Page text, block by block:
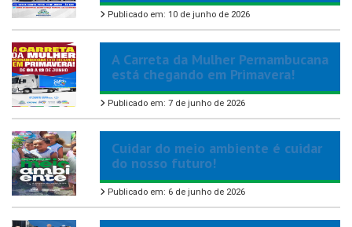
Publicado em: 10 de junho de 2026
A Carreta da Mulher Pernambucana
está chegando em Primavera!
Publicado em: 7 de junho de 2026
Cuidar do meio ambiente é cuidar
do nosso futuro!
Publicado em: 6 de junho de 2026